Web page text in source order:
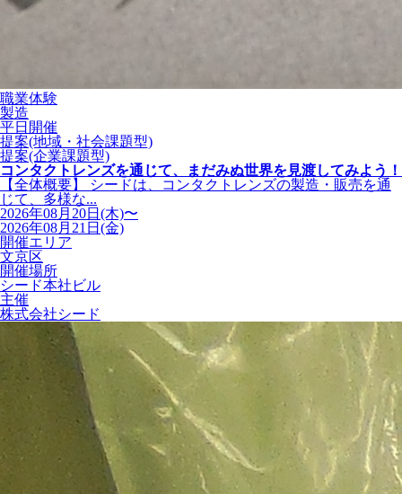
職業体験
製造
平日開催
提案(地域・社会課題型)
提案(企業課題型)
コンタクトレンズを通じて、まだみぬ世界を見渡してみよう！
【全体概要】 シードは、コンタクトレンズの製造・販売を通
じて、多様な...
2026年08月20日(木)〜
2026年08月21日(金)
開催エリア
文京区
開催場所
シード本社ビル
主催
株式会社シード